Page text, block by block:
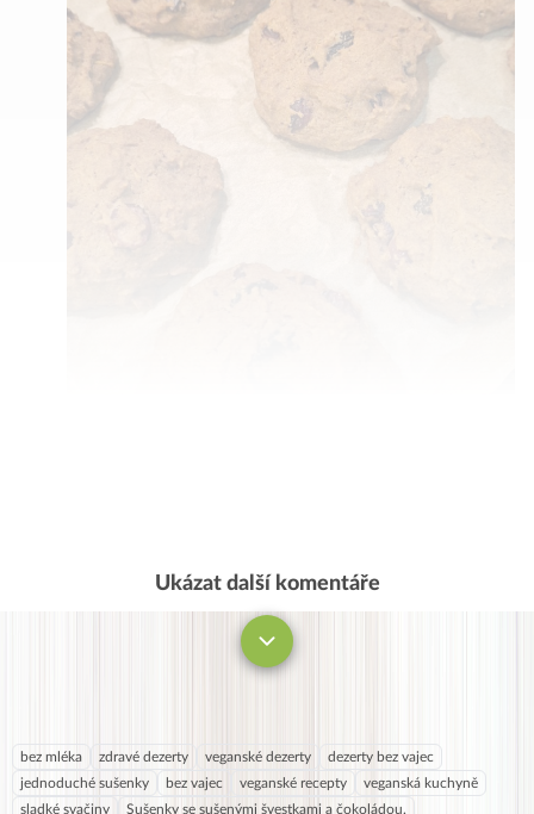
Ukázat další komentáře
bez mléka zdravé dezerty veganské dezerty
dezerty bez vajec
jednoduché sušenky
bez vajec veganské recepty
veganská kuchyně
sladké svačiny
Sušenky se sušenými švestkami a čokoládou.